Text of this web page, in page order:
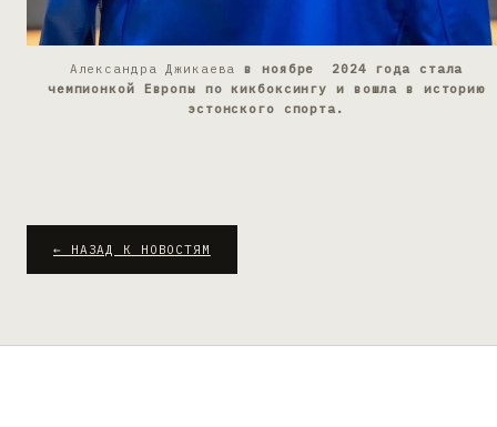
Александра Джикаевав ноябре 2024 года стала
чемпионкой Европы по кикбоксингу и вошла в историю
эстонского спорта.
← НАЗАД К НОВОСТЯМ